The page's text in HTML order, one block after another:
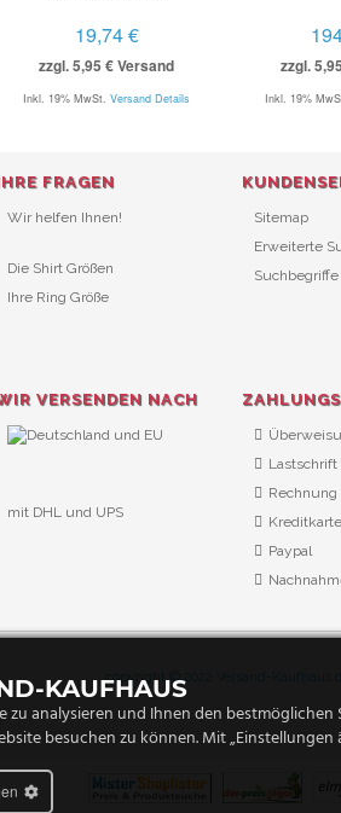
19,74 €
zzgl. 5,95 € Versand
Inkl. 19% MwSt. Versand Details
zzgl.
Inkl. 19%
FRAGEN
Wir helfen Ihnen!
Die Shirt Größen
Ihre Ring Größe
Sitemap
Erweiterte
Suchbegriffe
VERSENDEN NACH
mit DHL und UPS
Rechnung
Kreditkarte
Paypal
copyright © 2022 Versand-Kaufhaus.de
KAUFHAUS
analysieren und Ihnen den
besuchen zu können. Mit